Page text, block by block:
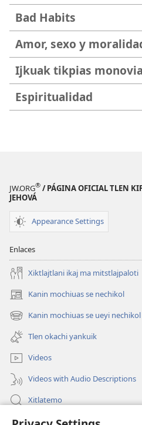
Bad Habits
Amor, sexo y
Ijkuak tikpias
Espiritualidad
JW.ORG® / PÁGINA OFICIAL TLEN
JEHOVÁ
Appearance Settings
Enlaces
Xiktlajtlani ikaj ma mitstlajpaloti
Kanin mochiuas se nechikol
(xiktlapo
okse
ventana)
Kanin mochiuas se ueyi
(xiktlapo
okse
ventana)
Tlen okachi yankuik
Videos
Videos with Audio Descriptions
Xitlatemo
Tlapaleuilistli